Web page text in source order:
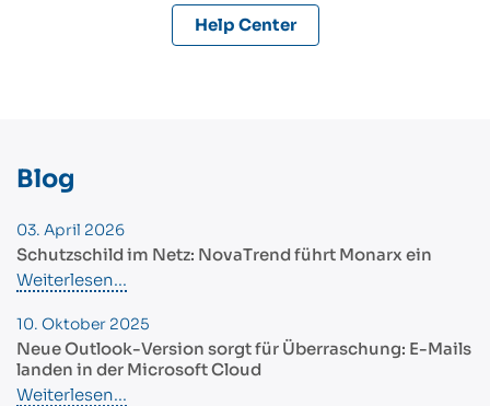
Help Center
Blog
03. April 2026
Schutzschild im Netz: NovaTrend führt Monarx ein
Weiterlesen...
10. Oktober 2025
Neue Outlook-Version sorgt für Überraschung: E-Mails
landen in der Microsoft Cloud
Weiterlesen...